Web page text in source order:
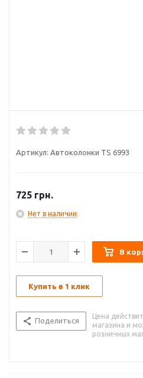
Артикул: Автоколонки TS 6993
725 грн.
Нет в наличии
В
Купить в 1 клик
Поделиться
Цена
магазина и
розничных